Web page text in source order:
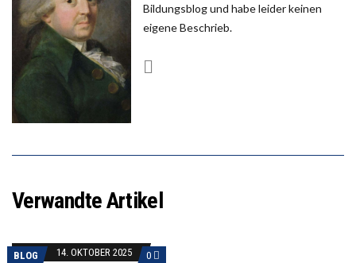
Bildungsblog und habe leider keinen
eigene Beschrieb.
Verwandte Artikel
BLOG 14. OKTOBER 2025 0